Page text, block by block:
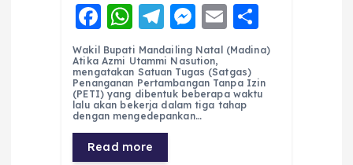
F
a
c
e
b
o
W
h
a
ts
A
p
T
el
e
g
r
a
M
e
ss
e
n
E
m
ai
l
h
re
Wakil Bupati Mandailing Natal (Madina)
Atika Azmi Utammi Nasution,
mengatakan Satuan Tugas (Satgas)
Penanganan Pertambangan Tanpa Izin
(PETI) yang dibentuk beberapa waktu
lalu akan bekerja dalam tiga tahap
dengan mengedepankan…
Read more